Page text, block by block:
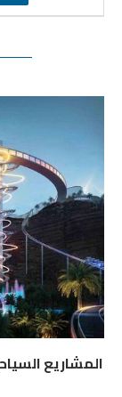
المشاريع